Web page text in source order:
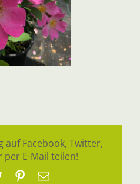
auf Facebook, Twitter,
E-Mail teilen!
TwitterPinterest
E-